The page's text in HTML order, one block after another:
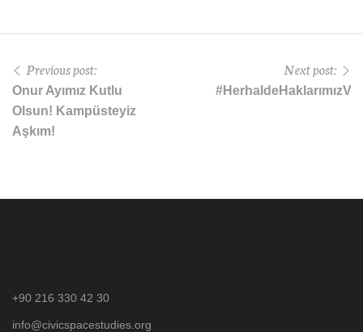
Previous post:
Onur Ayımız Kutlu
Olsun! Kampüsteyiz
Aşkım!
Next post:
#HerhaldeHaklarımızVar
+90 216 330 42 30
info@civicspacestudies.org